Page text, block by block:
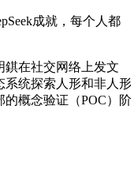
成就，每个人都
在社交网络上发文
系统探索人形和非人形
概念验证（POC）阶